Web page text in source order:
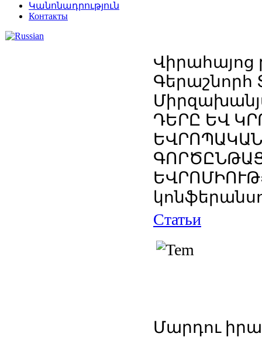
Կանոնադրություն
Контакты
Վիրահայոց
Գերաշնորհ
ԴԵՐԸ ԵՎ
Статьи
Մարդու